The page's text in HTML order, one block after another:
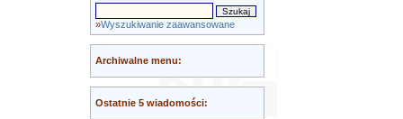
»Wyszukiwanie zaawansowane
Archiwalne menu:
Ostatnie 5 wiadomości: